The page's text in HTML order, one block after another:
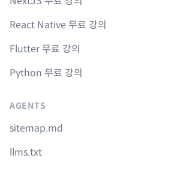
React Native 무료 강의
Flutter 무료 강의
Python 무료 강의
AGENTS
sitemap.md
llms.txt